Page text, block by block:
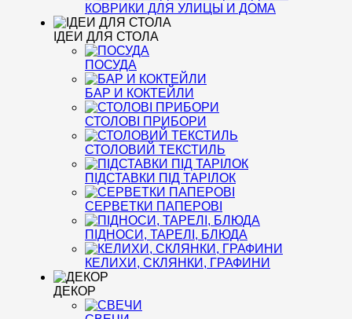
КОВРИКИ ДЛЯ УЛИЦЫ И ДОМА
ІДЕИ ДЛЯ СТОЛА
ПОСУДА
БАР И КОКТЕЙЛИ
СТОЛОВІ ПРИБОРИ
СТОЛОВИЙ ТЕКСТИЛЬ
ПІДСТАВКИ ПІД ТАРІЛОК
СЕРВЕТКИ ПАПЕРОВІ
ПІДНОСИ, ТАРЕЛІ, БЛЮДА
КЕЛИХИ, СКЛЯНКИ, ГРАФИНИ
ДЕКОР